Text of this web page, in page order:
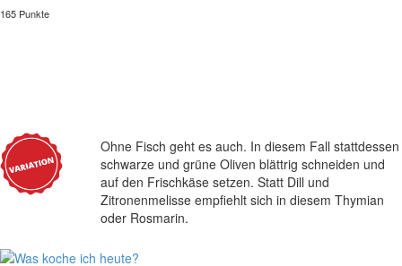
165 Punkte
Ohne Fisch geht es auch. In diesem Fall stattdessen
schwarze und grüne Oliven blättrig schneiden und
auf den Frischkäse setzen. Statt Dill und
Zitronenmelisse empfiehlt sich in diesem Thymian
oder Rosmarin.